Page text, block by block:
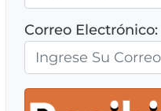
Correo Electrónico: